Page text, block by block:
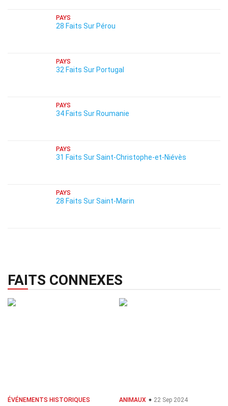
PAYS
28 Faits Sur Pérou
PAYS
32 Faits Sur Portugal
PAYS
34 Faits Sur Roumanie
PAYS
31 Faits Sur Saint-Christophe-et-Niévès
PAYS
28 Faits Sur Saint-Marin
FAITS CONNEXES
ÉVÉNEMENTS HISTORIQUES
ANIMAUX 22 Sep 2024